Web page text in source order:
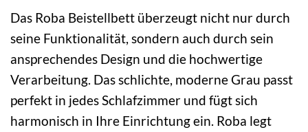
Das Roba Beistellbett überzeugt nicht nur durch
seine Funktionalität, sondern auch durch sein
ansprechendes Design und die hochwertige
Verarbeitung. Das schlichte, moderne Grau passt
perfekt in jedes Schlafzimmer und fügt sich
harmonisch in Ihre Einrichtung ein. Roba legt